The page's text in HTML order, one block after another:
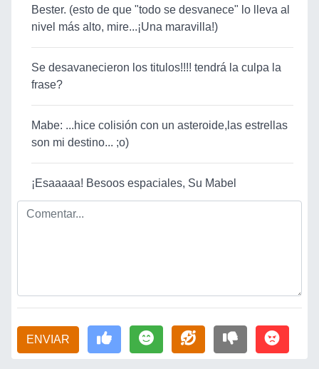
Bester. (esto de que "todo se desvanece" lo lleva al
nivel más alto, mire...¡Una maravilla!)
Se desavanecieron los titulos!!!! tendrá la culpa la
frase?
Mabe: ...hice colisión con un asteroide,las estrellas
son mi destino... ;o)
¡Esaaaaa! Besoos espaciales, Su Mabel
ENVIAR